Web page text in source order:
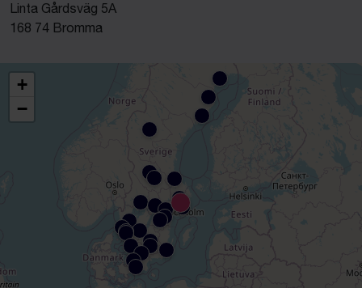
Linta Gårdsväg 5A
168 74 Bromma
+
−